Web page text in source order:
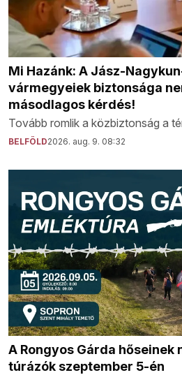
Mi Hazánk: A Jász-
vármegyeiek biztonsága
másodlagos kérdés!
Tovább romlik a közbiztonság a
BELFÖLD2026. aug. 9. 08:32
A Rongyos Gárda hőseinek
túrázók szeptember 5-én